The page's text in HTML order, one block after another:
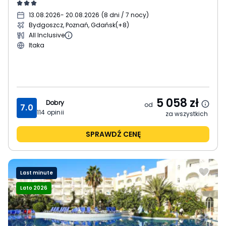
13.08.2026- 20.08.2026 (8 dni / 7 nocy)
Bydgoszcz, Poznań, Gdańsk(+8)
All Inclusive
Itaka
7.0
Dobry
114 opinii
od 5 058 zł
za wszystkich
SPRAWDŹ CENĘ
Last minute
Lato 2026